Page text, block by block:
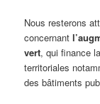
Nous resterons
concernant
vert, qui finance
territoriales
des bâtiments